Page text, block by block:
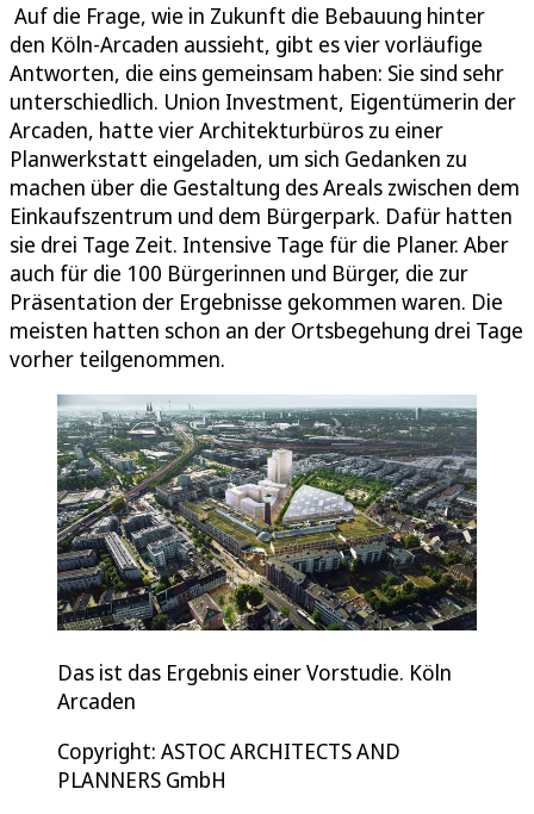
Auf die Frage, wie in Zukunft die Bebauung hinter
den Köln-Arcaden aussieht, gibt es vier vorläufige
Antworten, die eins gemeinsam haben: Sie sind sehr
unterschiedlich. Union Investment, Eigentümerin der
Arcaden, hatte vier Architekturbüros zu einer
Planwerkstatt eingeladen, um sich Gedanken zu
machen über die Gestaltung des Areals zwischen dem
Einkaufszentrum und dem Bürgerpark. Dafür hatten
sie drei Tage Zeit. Intensive Tage für die Planer. Aber
auch für die 100 Bürgerinnen und Bürger, die zur
Präsentation der Ergebnisse gekommen waren. Die
meisten hatten schon an der Ortsbegehung drei Tage
vorher teilgenommen.
Das ist das Ergebnis einer Vorstudie. Köln
Arcaden
Copyright: ASTOC ARCHITECTS AND
PLANNERS GmbH